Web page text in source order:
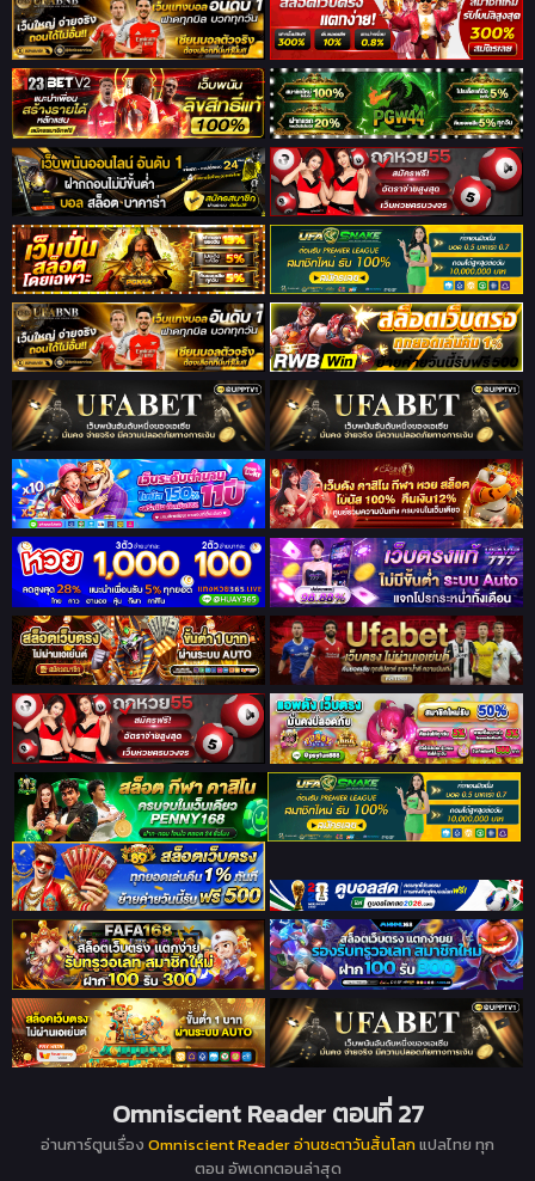
Omniscient Reader ตอนที่ 27
อ่านการ์ตูนเรื่อง Omniscient Reader อ่านชะตาวันสิ้นโลกแปลไทย ทุก
ตอน อัพเดทตอนล่าสุด